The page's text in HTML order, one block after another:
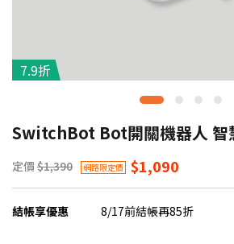
7.9折
SwitchBot Bot開關機器人 智
定價 $1,390 網路限定價 $1,090
結帳享優惠 8/17前結帳再85折